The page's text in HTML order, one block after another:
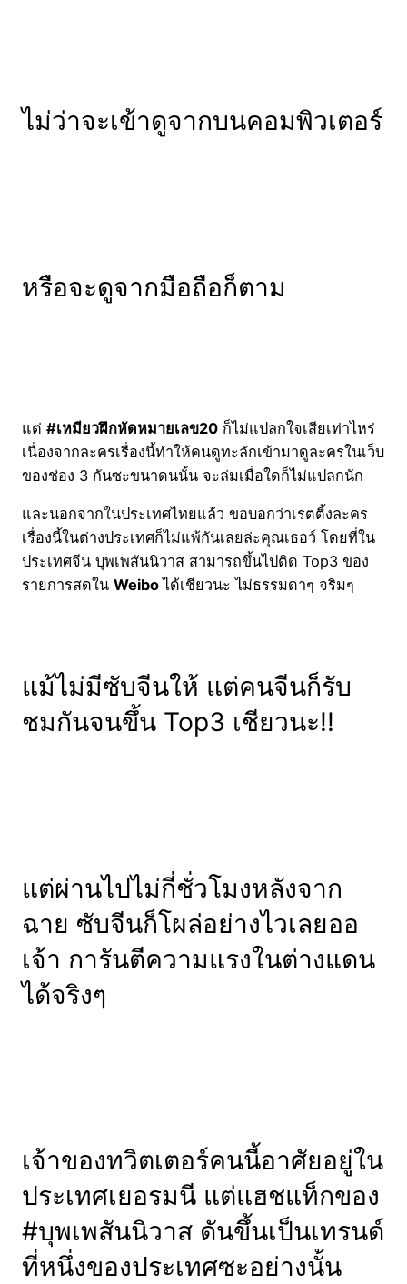
ไม่ว่าจะเข้าดูจากบนคอมพิวเตอร์
หรือจะดูจากมือถือก็ตาม
แต่ #เหมียวฝึกหัดหมายเลข20 ก็ไม่แปลกใจเสียเท่าไหร่
เนื่องจากละครเรื่องนี้ทำให้คนดูทะลักเข้ามาดูละครในเว็บ
ของช่อง 3 กันซะขนาดนนั้น จะล่มเมื่อใดก็ไม่แปลกนัก
และนอกจากในประเทศไทยแล้ว ขอบอกว่าเรตติ้งละคร
เรื่องนี้ในต่างประเทศก็ไม่แพ้กันเลยล่ะคุณเธอว์ โดยที่ใน
ประเทศจีน บุพเพสันนิวาส สามารถขึ้นไปติด Top3 ของ
รายการสดใน Weiboได้เชียวนะ ไม่ธรรมดาๆ จริมๆ
แม้ไม่มีซับจีนให้ แต่คนจีนก็รับ
ชมกันจนขึ้น Top3 เชียวนะ!!
แต่ผ่านไปไม่กี่ชั่วโมงหลังจาก
ฉาย ซับจีนก็โผล่อย่างไวเลยออ
เจ้า การันตีความแรงในต่างแดน
ได้จริงๆ
เจ้าของทวิตเตอร์คนนี้อาศัยอยู่ใน
ประเทศเยอรมนี แต่แฮชแท็กของ
#บุพเพสันนิวาส ดันขึ้นเป็นเทรนด์
ที่หนึ่งของประเทศซะอย่างนั้น